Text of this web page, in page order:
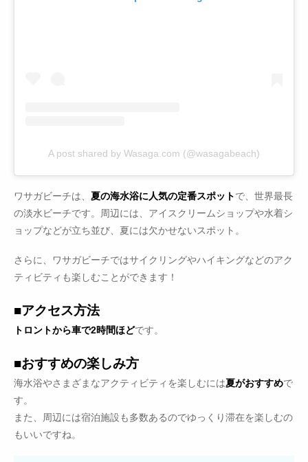
A post shared by Wasaga.com (@wasagabeach)
ワサガビーチは、 夏の海水浴に人気の定番スポットで、世界最長
の淡水ビーチです。周辺には、アイスクリームショップや水着シ
ョップなどが立ち並び、夏には欠かせないスポット。
さらに、ワサガビーチではサイクリングやハイキングなどのアク
ティビティも楽しむことができます！
■アクセス方法
トロントから車で2時間ほどです。
■おすすめの楽しみ方
海水浴やさまざまなアクティビティを楽しむには夏がおすすめで
す。
また、周辺には宿泊施設も多数あるのでゆっくり滞在を楽しむの
もいいですね。